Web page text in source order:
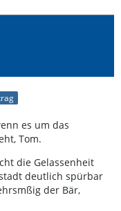
es um das
Tom.
die Gelassenheit
deutlich spürbar
der Bär,